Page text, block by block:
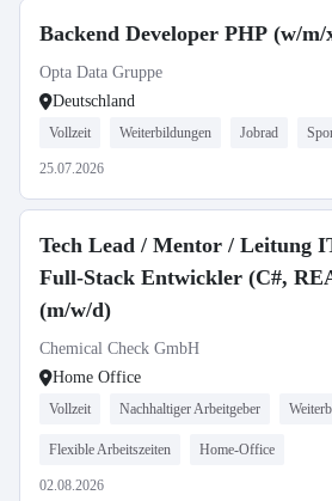
Backend Developer PHP (w/m/
Opta Data Gruppe
Deutschland
Vollzeit Weiterbildungen Jobrad
25.07.2026
Tech Lead / Mentor / Leitung
Full-Stack Entwickler (C#,
(m/w/d)
Chemical Check GmbH
Home Office
Vollzeit Nachhaltiger Arbeitgeber
Flexible Arbeitszeiten Home-Office
02.08.2026